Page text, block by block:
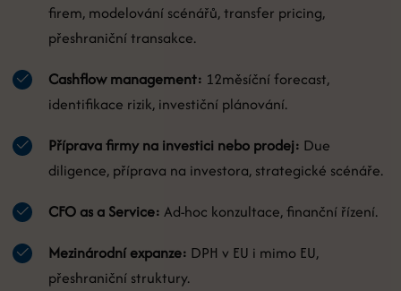
firem, modelování scénářů, transfer pricing,
přeshraniční transakce.
Cashflow management: 12měsíční forecast,
identifikace rizik, investiční plánování.
Příprava firmy na investici nebo prodej: Due
diligence, příprava na investora, strategické scénáře.
CFO as a Service: Ad-hoc konzultace, finanční řízení.
Mezinárodní expanze: DPH v EU i mimo EU,
přeshraniční struktury.